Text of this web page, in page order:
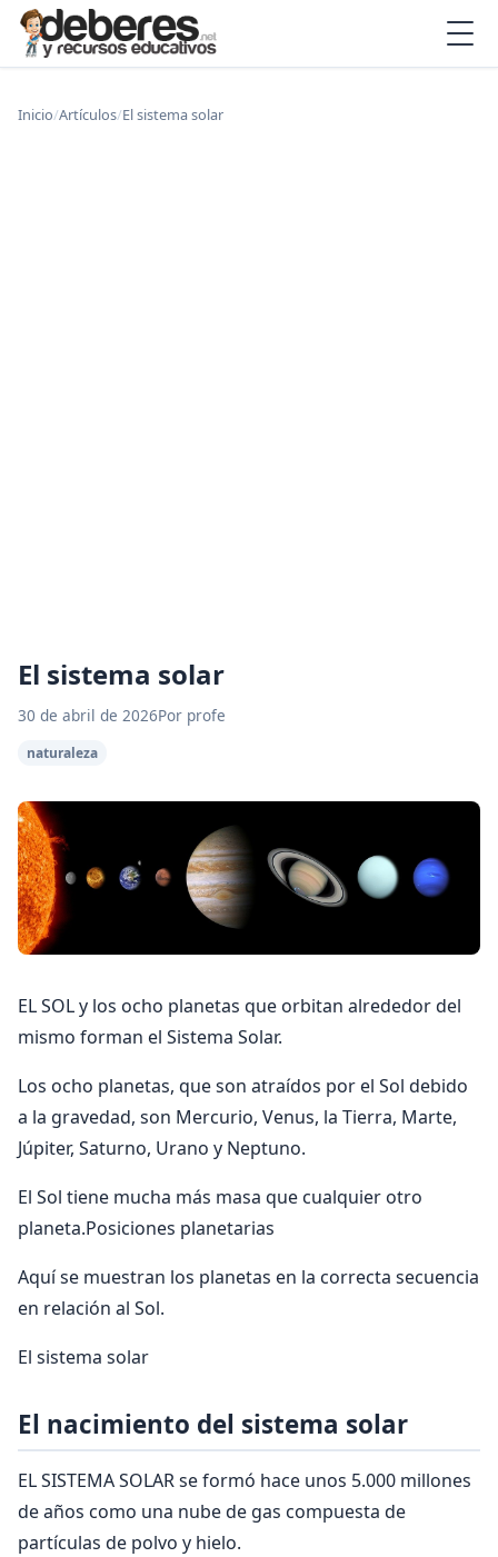
Inicio/Artículos/El sistema solar
El sistema solar
30 de abril de 2026Por profe
naturaleza
EL SOL y los ocho planetas que orbitan alrededor del
mismo forman el Sistema Solar.
Los ocho planetas, que son atraídos por el Sol debido
a la gravedad, son Mercurio, Venus, la Tierra, Marte,
Júpiter, Saturno, Urano y Neptuno.
El Sol tiene mucha más masa que cualquier otro
planeta.Posiciones planetarias
Aquí se muestran los planetas en la correcta secuencia
en relación al Sol.
El sistema solar
El nacimiento del sistema solar
EL SISTEMA SOLAR se formó hace unos 5.000 millones
de años como una nube de gas compuesta de
partículas de polvo y hielo.